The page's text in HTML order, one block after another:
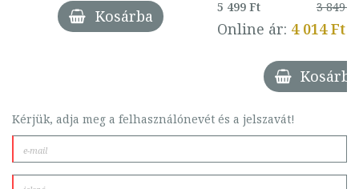
Kosárba 5 499 Ft 3 849 Ft
Online ár: 4 014 Ft
Kosárba
Kérjük, adja meg a felhasználónevét és a jelszavát!